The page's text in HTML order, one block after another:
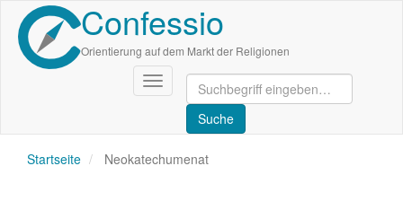
Direkt
zum
Inhalt
Confessio
Orientierung auf dem Markt der Religionen
Navigation
aktivieren/deaktivieren
Startseite Neokatechumenat